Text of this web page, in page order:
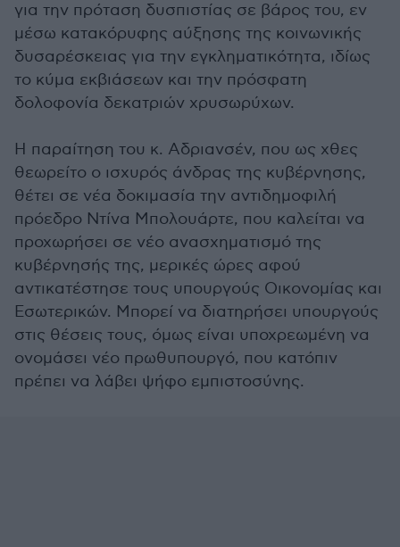
για την πρόταση δυσπιστίας σε βάρος του, εν
μέσω κατακόρυφης αύξησης της κοινωνικής
δυσαρέσκειας για την εγκληματικότητα, ιδίως
το κύμα εκβιάσεων και την πρόσφατη
δολοφονία δεκατριών χρυσωρύχων.
Η παραίτηση του κ. Αδριανσέν, που ως χθες
θεωρείτο ο ισχυρός άνδρας της κυβέρνησης,
θέτει σε νέα δοκιμασία την αντιδημοφιλή
πρόεδρο Ντίνα Μπολουάρτε, που καλείται να
προχωρήσει σε νέο ανασχηματισμό της
κυβέρνησής της, μερικές ώρες αφού
αντικατέστησε τους υπουργούς Οικονομίας και
Εσωτερικών. Μπορεί να διατηρήσει υπουργούς
στις θέσεις τους, όμως είναι υποχρεωμένη να
ονομάσει νέο πρωθυπουργό, που κατόπιν
πρέπει να λάβει ψήφο εμπιστοσύνης.